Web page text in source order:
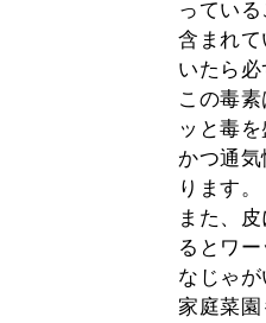
ってい
含まれ
いたら必
この毒
ッと毒
かつ通
ります。
また、
るとワ
なじゃが
家庭菜